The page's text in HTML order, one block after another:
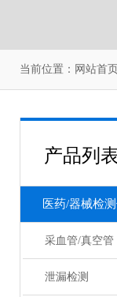
当前位置： 网站首页
产品列
医药/器械检
采血管/真空管
泄漏检测